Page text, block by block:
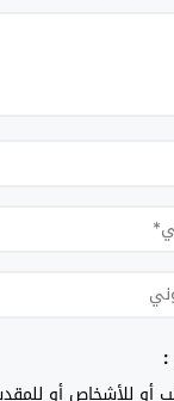
:
أو للأشخاص أو